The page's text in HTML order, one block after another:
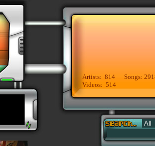
Artists: 814 Songs:
Videos: 514